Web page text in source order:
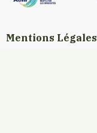
Mentions Légales